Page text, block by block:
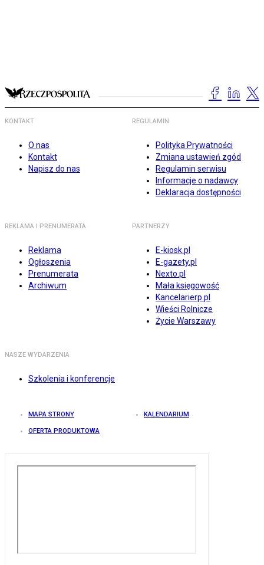
KONTAKT
O nas
Kontakt
Napisz do nas
REGULAMIN
Polityka Prywatności
Zmiana ustawień zgód
Regulamin serwisu
Informacje o nadawcy
Deklaracja dostępności
REKLAMA I PRENUMERATA
Reklama
Ogłoszenia
Prenumerata
Archiwum
PARTNERZY
E-kiosk.pl
E-gazety.pl
Nexto.pl
Mała księgowość
Kancelarierp.pl
Wieści Rolnicze
Życie Warszawy
NASZE WYDARZENIA
Szkolenia i konferencje
MAPA STRONY KALENDARIUM
OFERTA PRODUKTOWA